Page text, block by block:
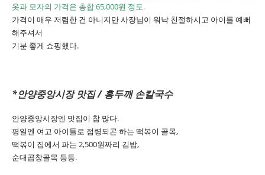
옷과 모자의 가격은 총합 65,000원 정도.
가격이 매우 저렴한 건 아니지만 사장님이 워낙 친절하시고 아이를 예뻐
해주셔서
기분 좋게 쇼핑했다.
*안양중앙시장 맛집 / 홍두깨 손칼국수
안양중앙시장엔 맛집이 참 많다.
평일엔 여고 아이들로 점령되곤 하는 떡볶이 골목,
떡볶이 집에서 파는 2,500원짜리 김밥,
순대곱창골목 등등.